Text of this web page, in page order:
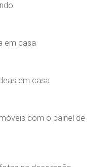
em casa
em casa
com o painel de